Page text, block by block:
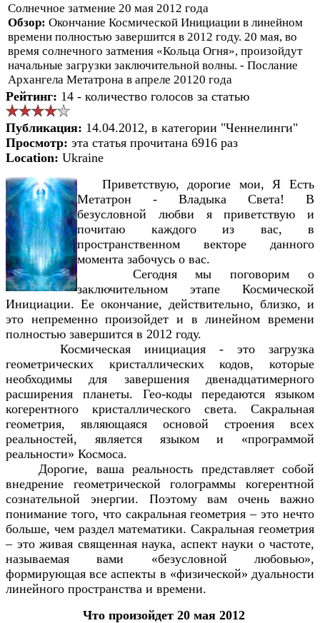
Солнечное затмение 20 мая 2012 года
Обзор: Окончание Космической Инициации в линейном
времени полностью завершится в 2012 году. 20 мая, во
время солнечного затмения «Кольца Огня», произойдут
начальные загрузки заключительной волны. - Послание
Архангела Метатрона в апреле 20120 года
Рейтинг: 14 - количество голосов за статью
Публикация: 14.04.2012, в категории "Ченнелинги"
Просмотр: эта статья прочитана 6916 раз
Location: Ukraine
Приветствую, дорогие мои, Я Есть
Метатрон - Владыка Света! В
безусловной любви я приветствую и
почитаю каждого из вас, в
пространственном векторе данного
момента забочусь о вас.
Сегодня мы поговорим о
заключительном этапе Космической
Инициации. Ее окончание, действительно, близко, и
это непременно произойдет и в линейном времени
полностью завершится в 2012 году.
Космическая инициация - это загрузка
геометрических кристаллических кодов, которые
необходимы для завершения двенадцатимерного
расширения планеты. Гео-коды передаются языком
когерентного кристаллического света. Сакральная
геометрия, являющаяся основой строения всех
реальностей, является языком и «программой
реальности» Космоса.
Дорогие, ваша реальность представляет собой
внедрение геометрической голограммы когерентной
сознательной энергии. Поэтому вам очень важно
понимание того, что сакральная геометрия – это нечто
больше, чем раздел математики. Сакральная геометрия
– это живая священная наука, аспект науки о частоте,
называемая вами «безусловной любовью»,
формирующая все аспекты в «физической» дуальности
линейного пространства и времени.
Что произойдет 20 мая 2012